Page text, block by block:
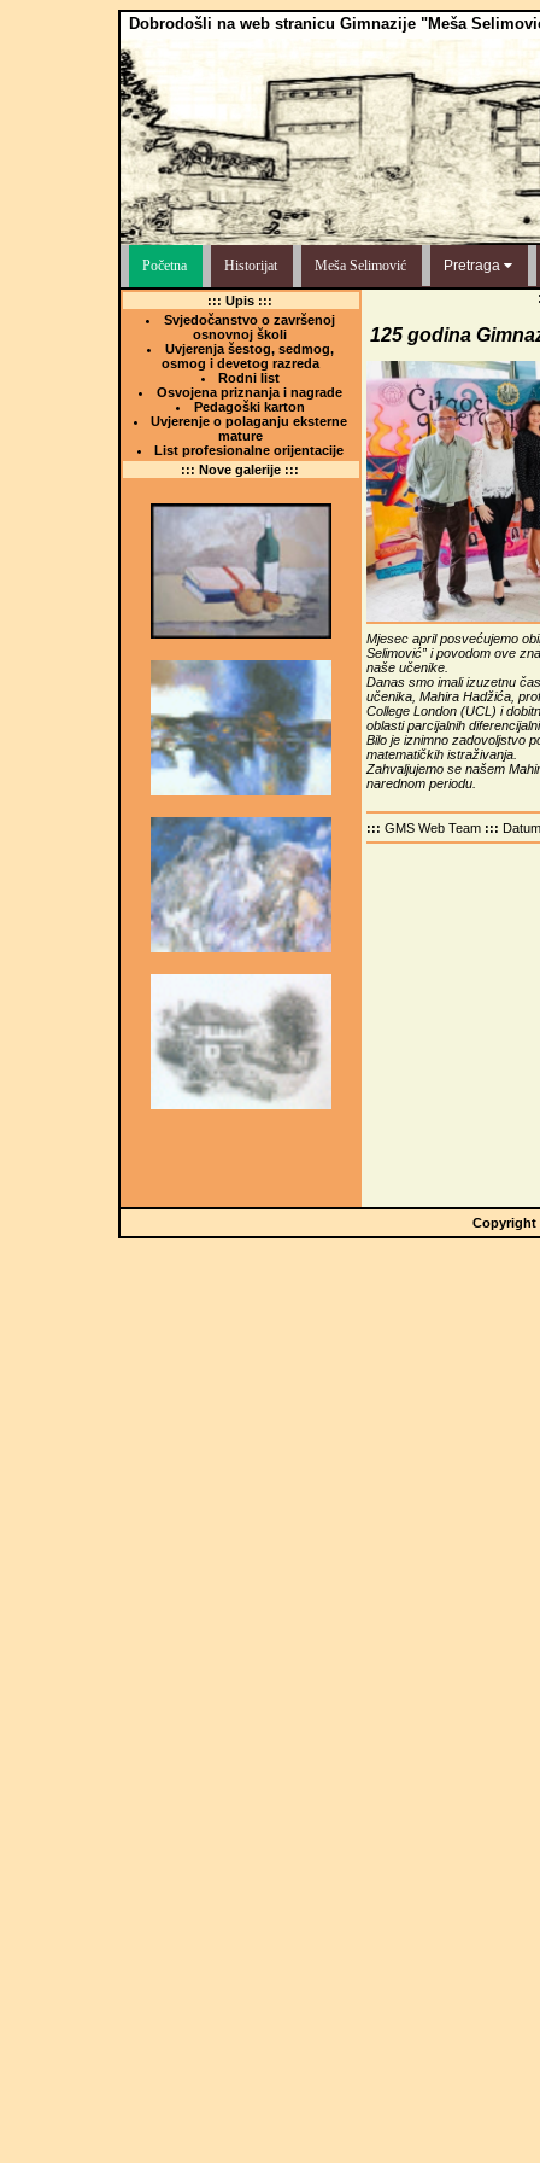
Dobrodošli na web stranicu Gimnazije "Meša
Početna Historijat Meša Selimović Pretraga
::: Upis :::
Svjedočanstvo o završenoj
osnovnoj školi
Uvjerenja šestog, sedmog,
osmog i devetog razreda
Rodni list
Osvojena priznanja i nagrade
Pedagoški karton
Uvjerenje o polaganju eksterne
mature
List profesionalne orijentacije
::: Nove galerije :::
125 godina
Mjesec april posvećujemo
Selimović” i povodom ove
naše učenike.
Danas smo imali izuzetnu
učenika, Mahira Hadžića,
College London (UCL) i
oblasti parcijalnih
Bilo je iznimno zadovoljstvo
matematičkih istraživanja.
Zahvaljujemo se našem
narednom periodu.
::: GMS Web Team :::
Copyright